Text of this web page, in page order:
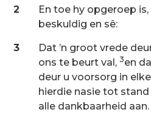
2
En toe hy opgeroep
beskuldig en sê:
3
Dat ’n groot vrede
ons te beurt val, 3en
deur u voorsorg in
hierdie nasie tot
alle dankbaarheid aan.